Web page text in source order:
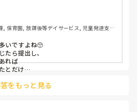
, 保育園, 放課後等デイサービス, 児童発達支援
いですよね🥺
たら提出し、
れば
とだけ
をもっと見る